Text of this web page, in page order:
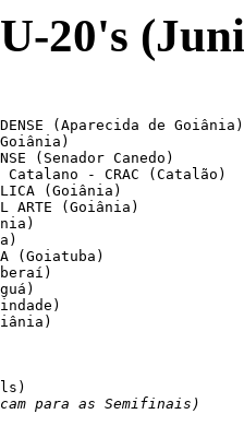
20's
(Aparecida de Goiânia)
(Senador Canedo)
- CRAC (Catalão)
(Goiânia)
ARTE (Goiânia)
(Goiatuba)
para as Semifinais)